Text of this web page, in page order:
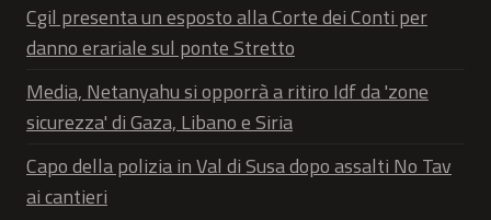
Cgil presenta un esposto alla Corte dei Conti per
danno erariale sul ponte Stretto
Media, Netanyahu si opporrà a ritiro Idf da 'zone
sicurezza' di Gaza, Libano e Siria
Capo della polizia in Val di Susa dopo assalti No Tav
ai cantieri